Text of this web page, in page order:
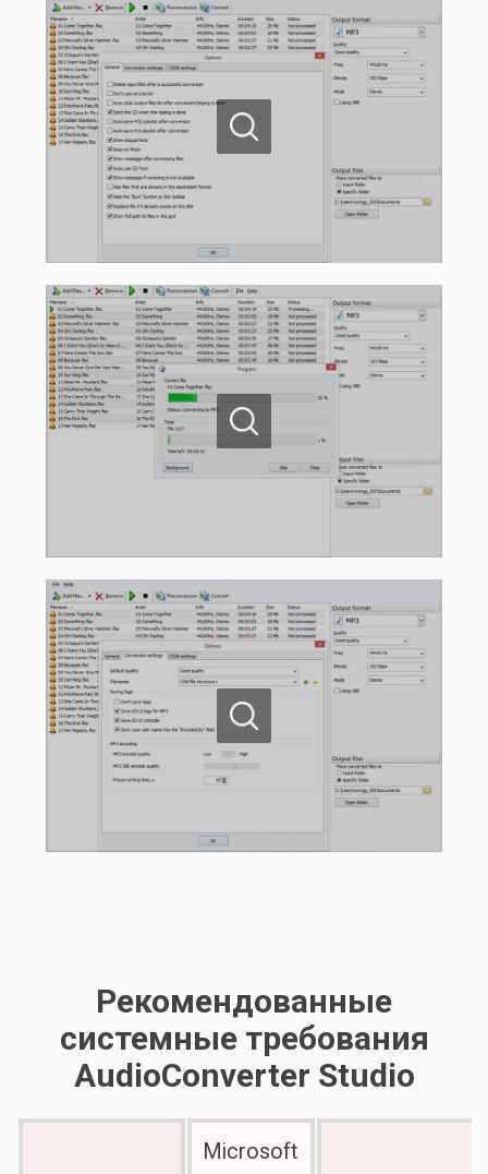
Рекомендованные
системные требования
AudioConverter Studio
Microsoft